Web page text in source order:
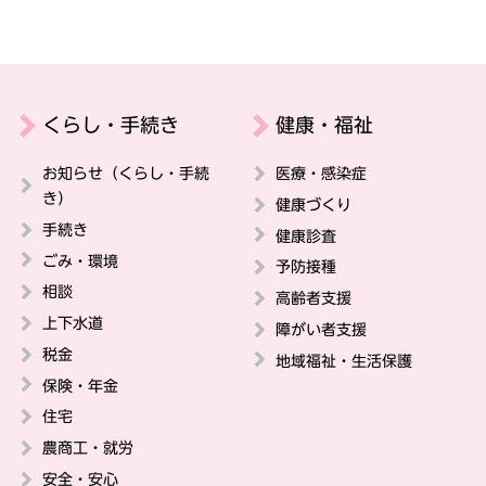
くらし・手続き
お知らせ（くらし・手続
き）
手続き
ごみ・環境
相談
上下水道
税金
保険・年金
住宅
農商工・就労
安全・安心
健康・福祉
医療・感染症
健康づくり
健康診査
予防接種
高齢者支援
障がい者支援
地域福祉・生活保護